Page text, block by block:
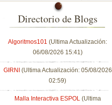
Directorio de Blogs
Algoritmos101 (Ultima Actualización:
06/08/2026 15:41)
GIRNI (Ultima Actualización: 05/08/2026
02:59)
Malla Interactiva ESPOL(Ultima